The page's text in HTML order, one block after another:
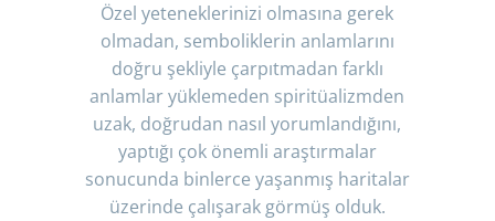
Özel yeteneklerinizi olmasına gerek
olmadan, semboliklerin anlamlarını
doğru şekliyle çarpıtmadan farklı
anlamlar yüklemeden spiritüalizmden
uzak, doğrudan nasıl yorumlandığını,
yaptığı çok önemli araştırmalar
sonucunda binlerce yaşanmış haritalar
üzerinde çalışarak görmüş olduk.